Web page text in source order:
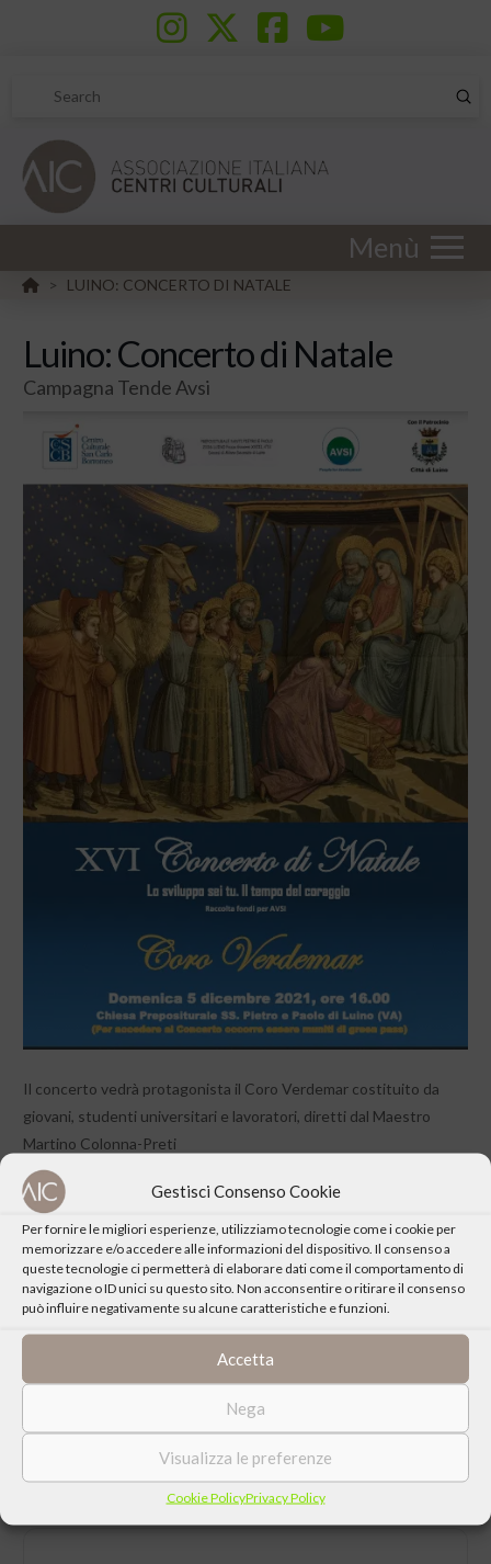
Gestisci Consenso Cookie
Per fornire le migliori esperienze, utilizziamo tecnologie come i cookie per
memorizzare e/o accedere alle informazioni del dispositivo. Il consenso a
queste tecnologie ci permetterà di elaborare dati come il comportamento di
navigazione o ID unici su questo sito. Non acconsentire o ritirare il consenso
può influire negativamente su alcune caratteristiche e funzioni.
Accetta
Nega
Visualizza le preferenze
Cookie PolicyPrivacy Policy
Search
Menù
HOME
> LUINO: CONCERTO DI NATALE
Luino: Concerto di Natale
Campagna Tende Avsi
Il concerto vedrà protagonista il Coro Verdemar costituito da
giovani, studenti universitari e lavoratori, diretti dal Maestro
Martino Colonna-Preti
Approfondisci
CONDIVIDI QUESTO EVENTO